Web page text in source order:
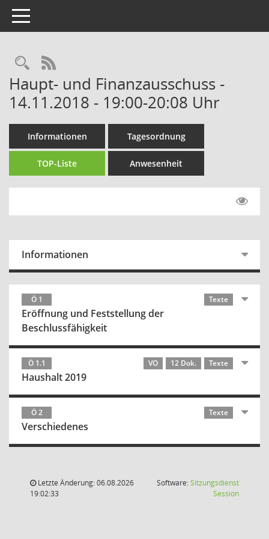
Toggle navigation
Rechercheauswahl
RSS-Feed
Haupt- und Finanzausschuss -
14.11.2018 - 19:00-20:08 Uhr
Informationen Tagesordnung
TOP-Liste Anwesenheit
Informationen
Ö 1 Texte
Eröffnung und Feststellung der
Beschlussfähigkeit
Ö 1.1 VO 12 Dok. Texte
Haushalt 2019
Ö 2 Texte
Verschiedenes
Letzte Änderung: 06.08.2026
19:02:33
Software:Sitzungsdienst
Session(Wird in